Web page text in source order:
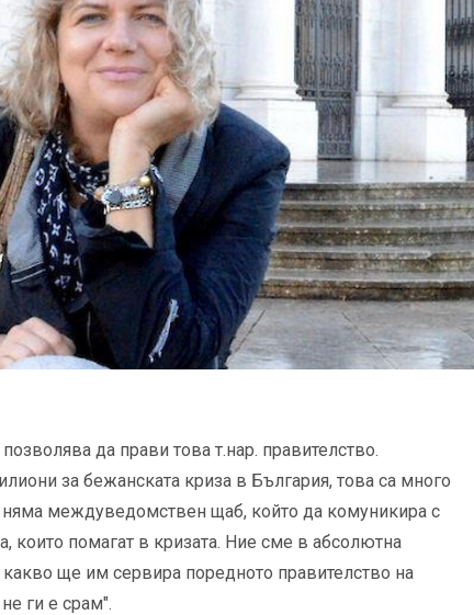
да прави това т.нар. правителство.
за бежанската криза в България, това са много
междуведомствен щаб, който да комуникира с
които помагат в кризата. Ние сме в абсолютна
ще им сервира поредното правителство на
ги е срам".